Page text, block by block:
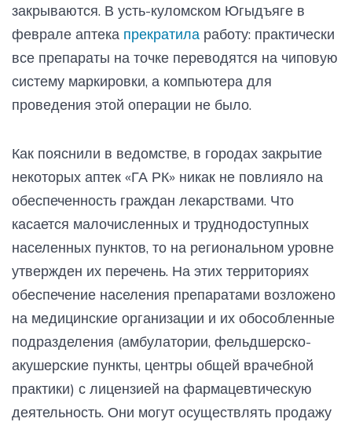
закрываются. В усть-куломском Югыдъяге в
феврале аптека прекратила работу: практически
все препараты на точке переводятся на чиповую
систему маркировки, а компьютера для
проведения этой операции не было.
Как пояснили в ведомстве, в городах закрытие
некоторых аптек «ГА РК» никак не повлияло на
обеспеченность граждан лекарствами. Что
касается малочисленных и труднодоступных
населенных пунктов, то на региональном уровне
утвержден их перечень. На этих территориях
обеспечение населения препаратами возложено
на медицинские организации и их обособленные
подразделения (амбулатории, фельдшерско-
акушерские пункты, центры общей врачебной
практики) с лицензией на фармацевтическую
деятельность. Они могут осуществлять продажу